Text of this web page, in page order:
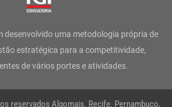
e
r
d
i
n
b
e
a
p
desenvolvido uma metodologia própria de
estratégica para a competitividade,
de vários portes e atividades.
reservados Algomais. Recife. Pernambuco,